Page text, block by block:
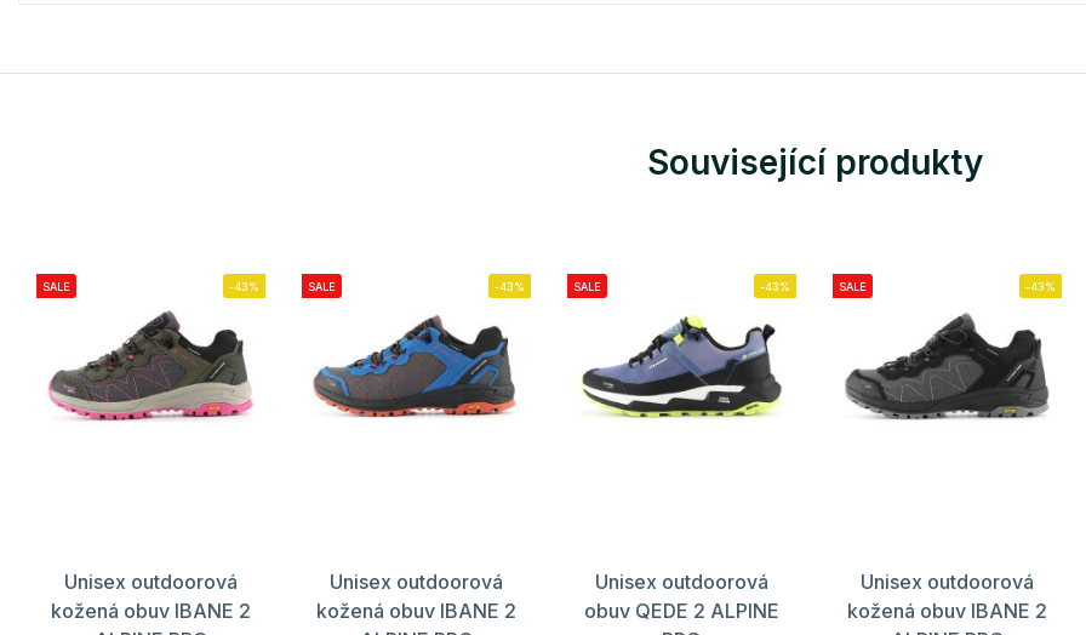
Související produkty
SALE -43%
Unisex outdoorová
kožená obuv IBANE 2
SALE -43%
Unisex outdoorová
kožená obuv IBANE 2
SALE -43%
Unisex outdoorová
obuv QEDE 2 ALPINE
SALE -43%
Unisex outdoorová
kožená obuv IBANE 2